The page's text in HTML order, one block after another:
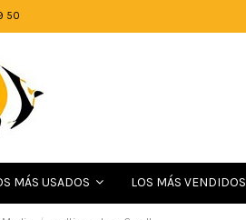
50
MÁS USADOS LOS MÁS VENDIDOS